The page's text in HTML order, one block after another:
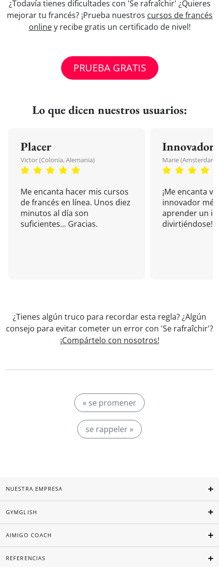
¿Todavía tienes dificultades con 'Se rafraîchir' ¿Quieres
mejorar tu francés? ¡Prueba nuestros cursos de francés
onliney recibe gratis un certificado de nivel!
PRUEBA GRATIS
Lo que dicen nuestros usuarios:
Placer
Victor (Colonia, Alemania)
Me encanta hacer mis cursos
de francés en línea. Unos diez
minutos al día son
suficientes... Gracias.
Innovador
Marie (Amsterdam,
¡Me encanta
innovador
aprender un
divirtiéndose!
¿Tienes algún truco para recordar esta regla? ¿Algún
consejo para evitar cometer un error con 'Se rafraîchir'?
¡Compártelo con nosotros!
« se promener
se rappeler »
NUESTRA EMPRESA
GYMGLISH
AIMIGO COACH
REFERENCIAS